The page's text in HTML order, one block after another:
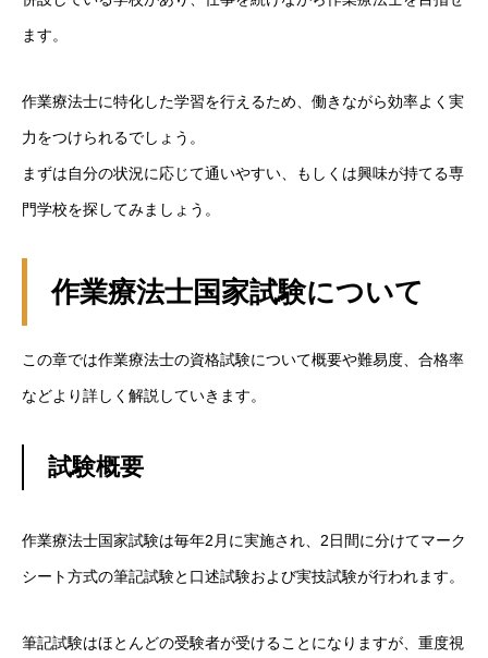
ます。
作業療法士に特化した学習を行えるため、働きながら効率よく実
力をつけられるでしょう。
まずは自分の状況に応じて通いやすい、もしくは興味が持てる専
門学校を探してみましょう。
作業療法士国家試験について
この章では作業療法士の資格試験について概要や難易度、合格率
などより詳しく解説していきます。
試験概要
作業療法士国家試験は毎年2月に実施され、2日間に分けてマーク
シート方式の筆記試験と口述試験および実技試験が行われます。
筆記試験はほとんどの受験者が受けることになりますが、重度視